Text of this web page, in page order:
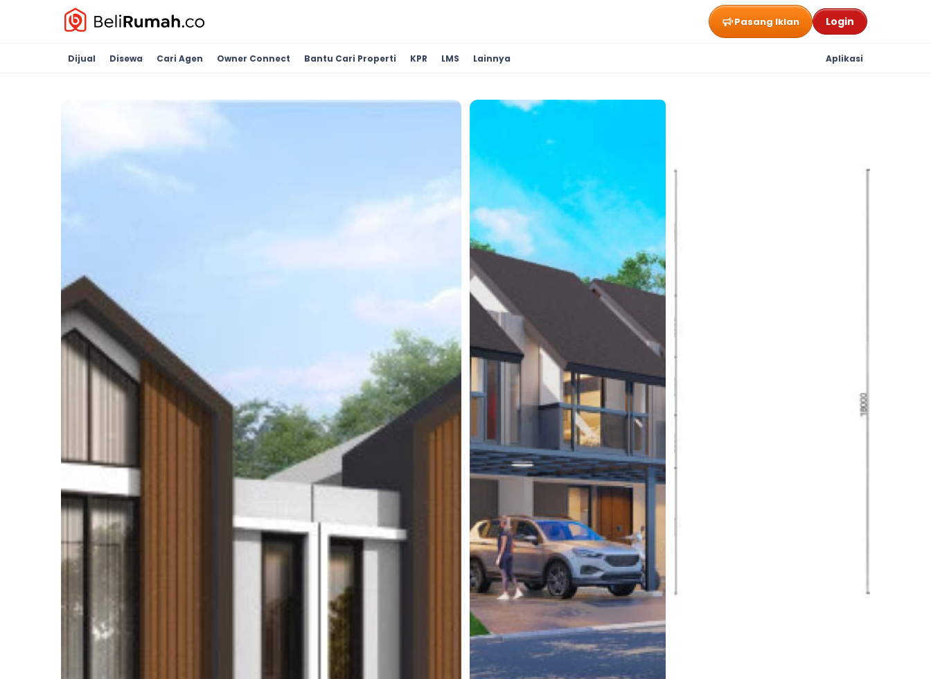
Pasang Iklan Login
Dijual Disewa Cari Agen Owner Connect Bantu Cari Properti KPR LMS Lainnya Aplikasi